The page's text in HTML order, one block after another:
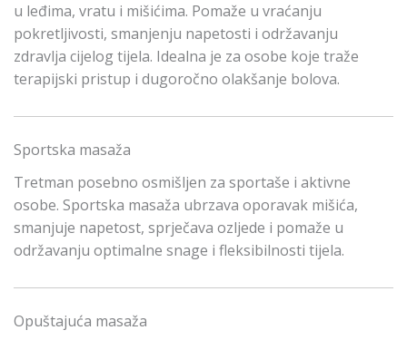
u leđima, vratu i mišićima. Pomaže u vraćanju
pokretljivosti, smanjenju napetosti i održavanju
zdravlja cijelog tijela. Idealna je za osobe koje traže
terapijski pristup i dugoročno olakšanje bolova.
Sportska masaža
Tretman posebno osmišljen za sportaše i aktivne
osobe. Sportska masaža ubrzava oporavak mišića,
smanjuje napetost, sprječava ozljede i pomaže u
održavanju optimalne snage i fleksibilnosti tijela.
Opuštajuća masaža